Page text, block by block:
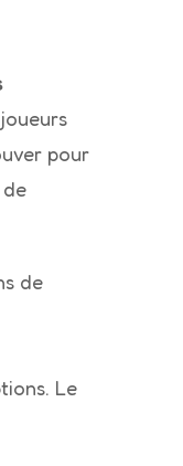
pour
de
Le